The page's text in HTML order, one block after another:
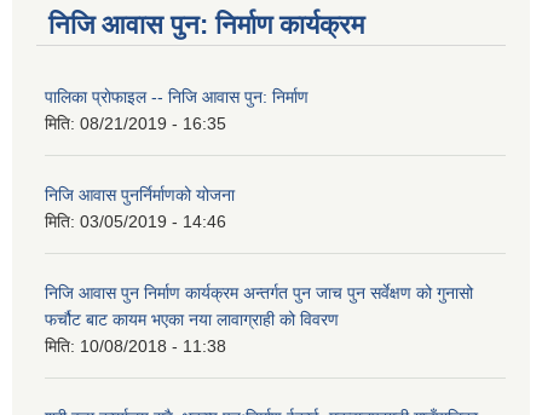
निजि आवास पुन: निर्माण कार्यक्रम
पालिका प्राेफाइल -- निजि आवास पुन: निर्माण
मिति: 08/21/2019 - 16:35
निजि आवास पुनर्निर्माणको योजना
मिति: 03/05/2019 - 14:46
निजि आवास पुन निर्माण कार्यक्रम अन्तर्गत पुन जाच पुन सर्वेक्षण को गुनासो
फर्चौट बाट कायम भएका नया लावाग्राही को विवरण
मिति: 10/08/2018 - 11:38